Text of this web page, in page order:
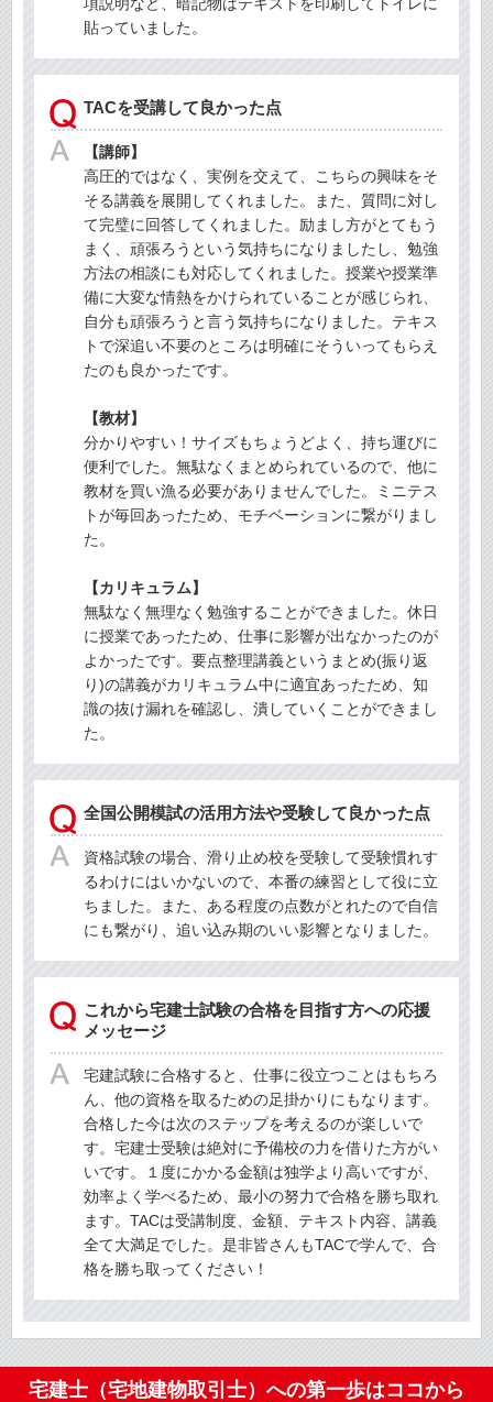
貼っていました。
TACを受講して良かった点
【講師】
高圧的ではなく、実例を交えて、こちらの興味をそ
そる講義を展開してくれました。また、質問に対し
て完璧に回答してくれました。励まし方がとてもう
まく、頑張ろうという気持ちになりましたし、勉強
方法の相談にも対応してくれました。授業や授業準
備に大変な情熱をかけられていることが感じられ、
自分も頑張ろうと言う気持ちになりました。テキス
トで深追い不要のところは明確にそういってもらえ
たのも良かったです。
【教材】
分かりやすい！サイズもちょうどよく、持ち運びに
便利でした。無駄なくまとめられているので、他に
教材を買い漁る必要がありませんでした。ミニテス
トが毎回あったため、モチベーションに繋がりまし
た。
【カリキュラム】
無駄なく無理なく勉強することができました。休日
に授業であったため、仕事に影響が出なかったのが
よかったです。要点整理講義というまとめ(振り返
り)の講義がカリキュラム中に適宜あったため、知
識の抜け漏れを確認し、潰していくことができまし
た。
全国公開模試の活用方法や受験して良かった点
資格試験の場合、滑り止め校を受験して受験慣れす
るわけにはいかないので、本番の練習として役に立
ちました。また、ある程度の点数がとれたので自信
にも繋がり、追い込み期のいい影響となりました。
これから宅建士試験の合格を目指す方への応援
メッセージ
宅建試験に合格すると、仕事に役立つことはもちろ
ん、他の資格を取るための足掛かりにもなります。
合格した今は次のステップを考えるのが楽しいで
す。宅建士受験は絶対に予備校の力を借りた方がい
いです。１度にかかる金額は独学より高いですが、
効率よく学べるため、最小の努力で合格を勝ち取れ
ます。TACは受講制度、金額、テキスト内容、講義
全て大満足でした。是非皆さんもTACで学んで、合
格を勝ち取ってください！
宅建士（宅地建物取引士）への第一歩はココから